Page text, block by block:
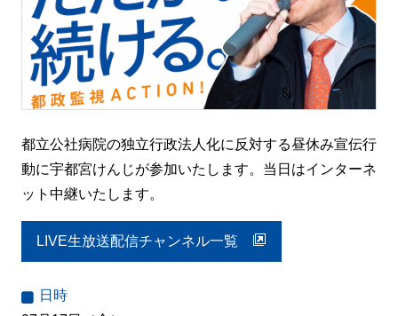
都立公社病院の独立行政法人化に反対する昼休み宣伝行
動に宇都宮けんじが参加いたします。当日はインターネ
ット中継いたします。
LIVE生放送配信チャンネル一覧
日時